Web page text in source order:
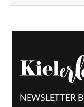
NEWSLETTER